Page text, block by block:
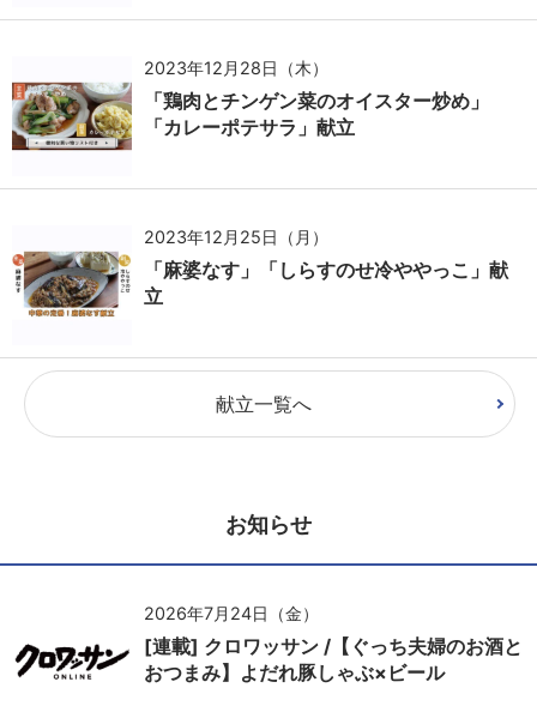
2023年12月28日（木）
「鶏肉とチンゲン菜のオイスター炒め」
「カレーポテサラ」献立
2023年12月25日（月）
「麻婆なす」「しらすのせ冷ややっこ」献
立
献立一覧へ
お知らせ
2026年7月24日（金）
[連載] クロワッサン /【ぐっち夫婦のお酒と
おつまみ】よだれ豚しゃぶ×ビール